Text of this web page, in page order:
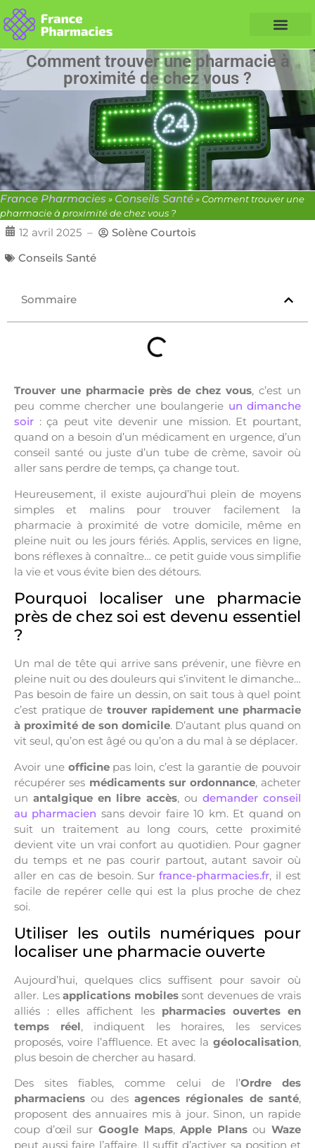
Comment trouver une pharmacie à
proximité de chez vous ?
France Pharmacies » Conseils Santé»Comment trouver une
pharmacie à proximité de chez vous ?
12 avril 2025 –
Solène Courtois
Conseils Santé
Sommaire
Trouver une pharmacie près de chez vous, c’est un
peu comme chercher une boulangerie un dimanche
soir : ça peut vite devenir une mission. Et pourtant,
quand on a besoin d’un médicament en urgence, d’un
conseil santé ou juste d’un tube de crème, savoir où
aller sans perdre de temps, ça change tout.
Heureusement, il existe aujourd’hui plein de moyens
simples et malins pourtrouver facilement la
pharmacie à proximité de votre domicile, même en
pleine nuit ou les jours fériés. Applis, services en ligne,
bons réflexes à connaître… ce petit guide vous simplifie
la vie et vous évite bien des détours.
Pourquoi localiser une pharmacie
près de chez soi est devenu essentiel
?
Un mal de tête qui arrive sans prévenir, une fièvre en
pleine nuit ou des douleurs qui s’invitent le dimanche…
Pas besoin de faire un dessin, on sait tous à quel point
c’est pratique de trouver rapidement une pharmacie
à proximité de son domicile. D’autant plus quand on
vit seul, qu’on est âgé ou qu’on a du mal à se déplacer.
Avoir une officinepas loin, c’est la garantie de pouvoir
récupérer ses médicaments sur ordonnance, acheter
unantalgique en libre accès, ou demander conseil
au pharmacien sans devoir faire 10 km. Et quand on
suit un traitement au long cours, cette proximité
devient vite un vrai confort au quotidien. Pour gagner
du temps et ne pas courir partout, autant savoir où
aller en cas de besoin. Surfrance-pharmacies.fr, il est
facile de repérer celle qui est la plus proche de chez
soi.
Utiliser les outils numériques pour
localiser une pharmacie ouverte
Aujourd’hui, quelques clics suffisent pour savoir où
aller. Lesapplications mobilessont devenues de vrais
alliés : elles affichent les pharmacies ouvertes en
temps réel, indiquent les horaires, les services
proposés, voire l’affluence. Et avec la géolocalisation,
plus besoin de chercher au hasard.
Des sites fiables, comme celui de l’Ordre des
pharmaciens ou des agences régionales de santé,
proposent des annuaires mis à jour. Sinon, un rapide
coup d’œil sur Google Maps,Apple Plansou Waze
peut aussi faire l’affaire. Il suffit d’activer sa position et